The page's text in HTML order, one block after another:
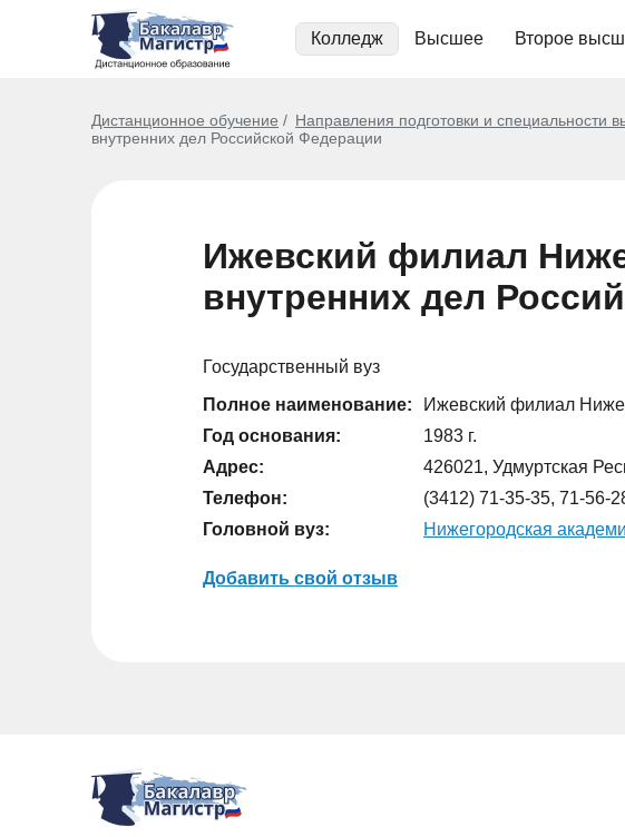
Колледж Высшее Второе
Дистанционное обучение Направления подготовки и специальности
внутренних дел Российской Федерации
Ижевский филиал
внутренних дел
Государственный вуз
Полное наименование:
Ижевский филиал
Год основания:
1983 г.
Адрес:
426021, Удмуртская
Телефон:
(3412) 71-35-35, 71-56-
Головной вуз:
Нижегородская
Добавить свой отзыв